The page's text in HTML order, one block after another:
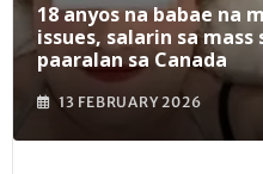
18 anyos na babae na
issues, salarin sa
paaralan sa Canada
13 FEBRUARY 2026